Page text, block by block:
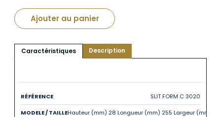
Ajouter au panier
Caractéristiques Description
SLIT FORM C 3020
Hauteur (mm) 28 Longueur (mm) 255 Largeur (mm)